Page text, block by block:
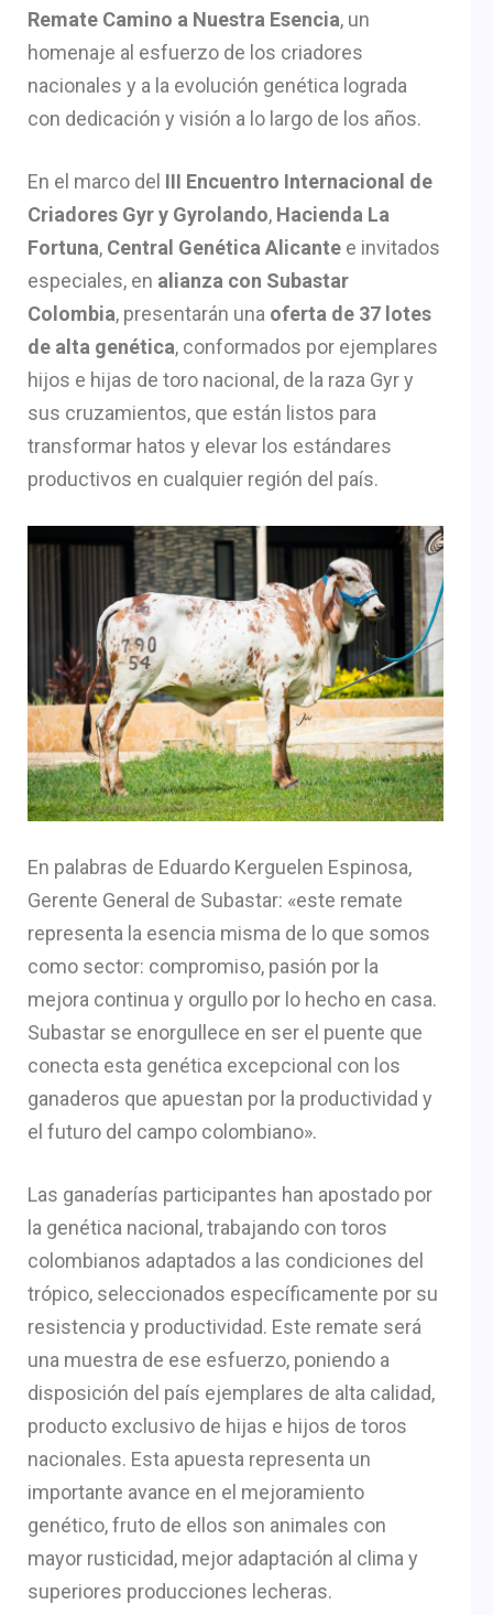
Remate Camino a Nuestra Esencia, un
homenaje al esfuerzo de los criadores
nacionales y a la evolución genética lograda
con dedicación y visión a lo largo de los años.
En el marco del III Encuentro Internacional de
Criadores Gyr y Gyrolando, Hacienda La
Fortuna, Central Genética Alicante e invitados
especiales, en alianza con Subastar
Colombia, presentarán una oferta de 37 lotes
de alta genética, conformados por ejemplares
hijos e hijas de toro nacional, de la raza Gyr y
sus cruzamientos, que están listos para
transformar hatos y elevar los estándares
productivos en cualquier región del país.
En palabras de Eduardo Kerguelen Espinosa,
Gerente General de Subastar: «este remate
representa la esencia misma de lo que somos
como sector: compromiso, pasión por la
mejora continua y orgullo por lo hecho en casa.
Subastar se enorgullece en ser el puente que
conecta esta genética excepcional con los
ganaderos que apuestan por la productividad y
el futuro del campo colombiano».
Las ganaderías participantes han apostado por
la genética nacional, trabajando con toros
colombianos adaptados a las condiciones del
trópico, seleccionados específicamente por su
resistencia y productividad. Este remate será
una muestra de ese esfuerzo, poniendo a
disposición del país ejemplares de alta calidad,
producto exclusivo de hijas e hijos de toros
nacionales. Esta apuesta representa un
importante avance en el mejoramiento
genético, fruto de ellos son animales con
mayor rusticidad, mejor adaptación al clima y
superiores producciones lecheras.